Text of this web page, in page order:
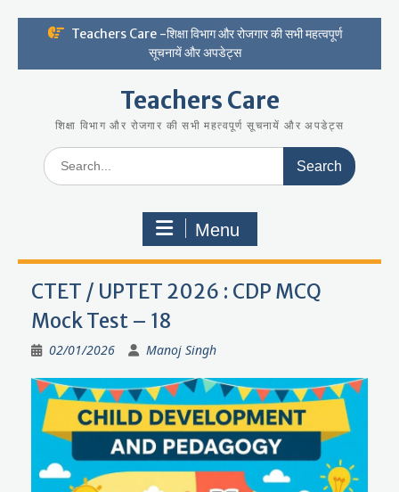
Teachers Care -शिक्षा विभाग और रोजगार की सभी महत्वपूर्ण
सूचनायें और अपडेट्स
Teachers Care
शिक्षा विभाग और रोजगार की सभी महत्वपूर्ण सूचनायें और अपडेट्स
Search
for:
Menu
CTET / UPTET 2026 : CDP MCQ
Mock Test – 18
02/01/2026 Manoj Singh